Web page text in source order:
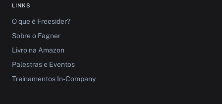
LINKS
O que é Freesider?
Sobre o Fagner
Livro na Amazon
Palestras e Eventos
Treinamentos In-Company